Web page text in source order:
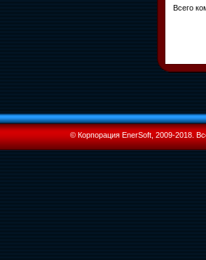
Всего
© Корпорация EnerSoft, 2009-2018.